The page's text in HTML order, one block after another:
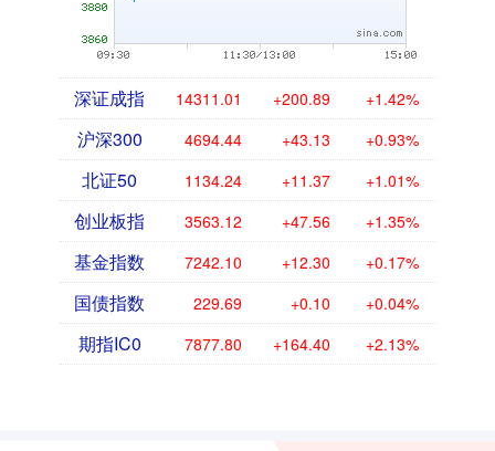
深证成指 14311.01 +200.89 +1.42%
沪深300 4694.44 +43.13 +0.93%
北证50 1134.24 +11.37 +1.01%
创业板指 3563.12 +47.56 +1.35%
基金指数 7242.10 +12.30 +0.17%
国债指数 229.69 +0.10 +0.04%
期指IC0 7877.80 +164.40 +2.13%